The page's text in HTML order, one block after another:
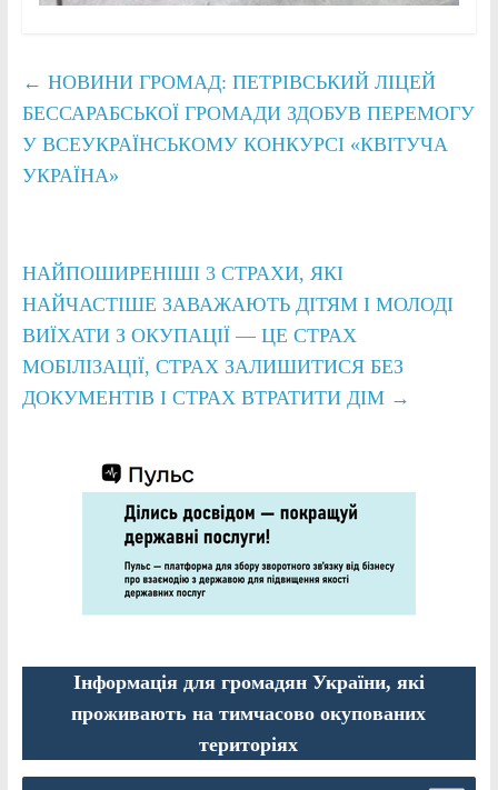
← НОВИНИ ГРОМАД: ПЕТРІВСЬКИЙ ЛІЦЕЙ
БЕССАРАБСЬКОЇ ГРОМАДИ ЗДОБУВ ПЕРЕМОГУ
У ВСЕУКРАЇНСЬКОМУ КОНКУРСІ «КВІТУЧА
УКРАЇНА»
НАЙПОШИРЕНІШІ 3 СТРАХИ, ЯКІ
НАЙЧАСТІШЕ ЗАВАЖАЮТЬ ДІТЯМ І МОЛОДІ
ВИЇХАТИ З ОКУПАЦІЇ — ЦЕ СТРАХ
МОБІЛІЗАЦІЇ, СТРАХ ЗАЛИШИТИСЯ БЕЗ
ДОКУМЕНТІВ І СТРАХ ВТРАТИТИ ДІМ →
Інформація для громадян України, які
проживають на тимчасово окупованих
територіях